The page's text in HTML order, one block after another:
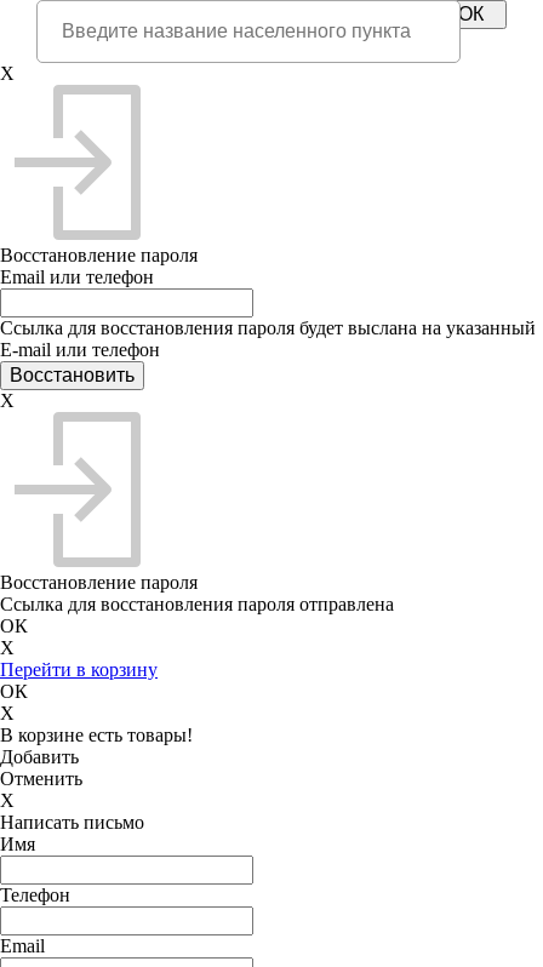
X
Восстановление пароля
Email или телефон
Ссылка для восстановления пароля будет выслана на указанный
E-mail или телефон
X
Восстановление пароля
Ссылка для восстановления пароля отправлена
ОК
X
Перейти в корзину
ОК
X
В корзине есть товары!
Добавить
Отменить
X
Написать письмо
Имя
Телефон
Email